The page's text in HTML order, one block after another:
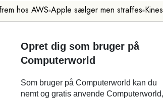
hos AWS Apple sælger men straffes
Opret dig som bruger på
Computerworld
Som bruger på Computerworld kan du
nemt og gratis anvende Computerworld,